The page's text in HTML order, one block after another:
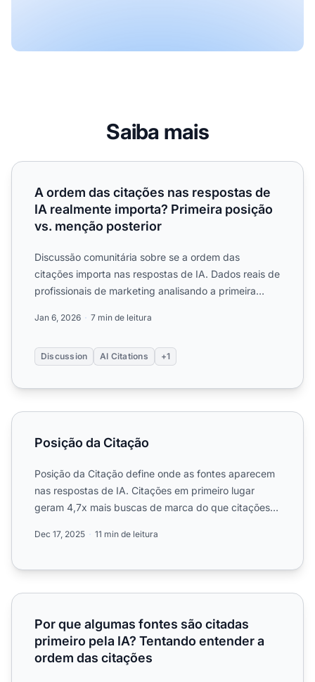
Saiba mais
A ordem das citações nas respostas de IA realmente
A ordem das citações nas respostas de
IA realmente importa? Primeira posição
vs. menção posterior
Discussão comunitária sobre se a ordem das
citações importa nas respostas de IA. Dados reais de
profissionais de marketing analisando a primeira
Jan 6, 2026 7 min de leitura
Discussion AI Citations +1
Posição da Citação
Posição da Citação
Posição da Citação define onde as fontes aparecem
nas respostas de IA. Citações em primeiro lugar
geram 4,7x mais buscas de marca do que citações
Dec 17, 2025 11 min de leitura
Por que algumas fontes são citadas primeiro pela IA?
Por que algumas fontes são citadas
primeiro pela IA? Tentando entender a
ordem das citações